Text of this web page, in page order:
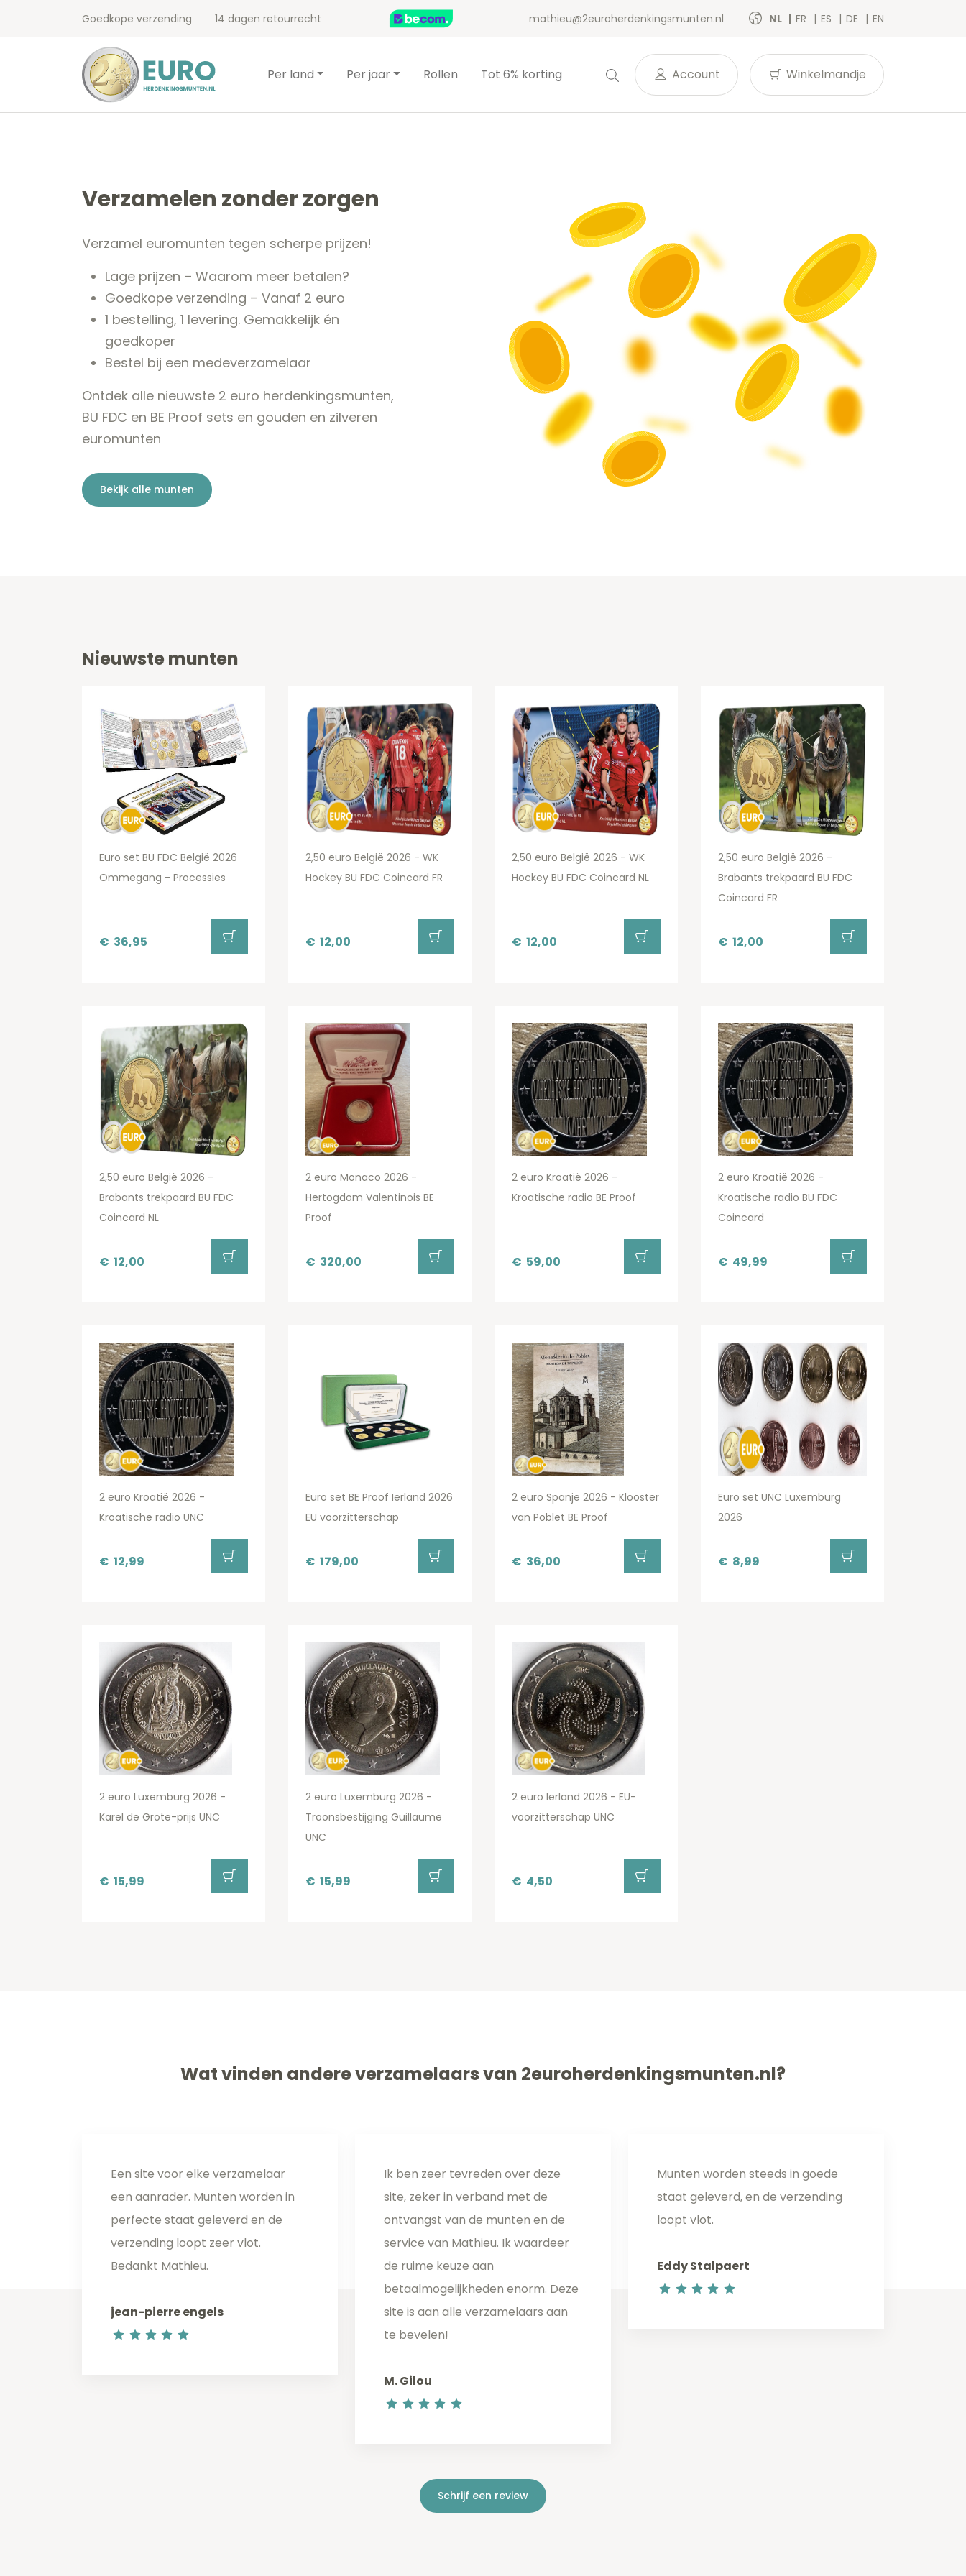
Goedkope verzending 14 dagen retourrecht mathieu@2euroherdenkingsmunten.nl NL FR ES DE EN
Per land Per jaar Rollen Tot 6% korting Account Winkelmandje
Verzamelen zonder zorgen
Verzamel euromunten tegen scherpe prijzen!
Lage prijzen – Waarom meer betalen?
Goedkope verzending – Vanaf 2 euro
1 bestelling, 1 levering. Gemakkelijk én
goedkoper
Bestel bij een medeverzamelaar
Ontdek alle nieuwste 2 euro herdenkingsmunten,
BU FDC en BE Proof sets en gouden en zilveren
euromunten
Bekijk alle munten
Nieuwste munten
Euro set BU FDC België 2026
Ommegang - Processies
€ 36,95
2,50 euro België 2026 - WK
Hockey BU FDC Coincard FR
€ 12,00
2,50 euro België 2026 - WK
Hockey BU FDC Coincard NL
€ 12,00
2,50 euro België 2026 -
Brabants trekpaard BU FDC
Coincard FR
€ 12,00
2,50 euro België 2026 -
Brabants trekpaard BU FDC
Coincard NL
€ 12,00
2 euro Monaco 2026 -
Hertogdom Valentinois BE
Proof
€ 320,00
2 euro Kroatië 2026 -
Kroatische radio BE Proof
€ 59,00
2 euro Kroatië 2026 -
Kroatische radio BU FDC
Coincard
€ 49,99
2 euro Kroatië 2026 -
Kroatische radio UNC
€ 12,99
Euro set BE Proof Ierland 2026
EU voorzitterschap
€ 179,00
2 euro Spanje 2026 - Klooster
van Poblet BE Proof
€ 36,00
Euro set UNC Luxemburg
2026
€ 8,99
2 euro Luxemburg 2026 -
Karel de Grote-prijs UNC
€ 15,99
2 euro Luxemburg 2026 -
Troonsbestijging Guillaume
UNC
€ 15,99
2 euro Ierland 2026 - EU-
voorzitterschap UNC
€ 4,50
Wat vinden andere verzamelaars van 2euroherdenkingsmunten.nl?
Een site voor elke verzamelaar
een aanrader. Munten worden in
perfecte staat geleverd en de
verzending loopt zeer vlot.
Bedankt Mathieu.
jean-pierre engels
Ik ben zeer tevreden over deze
site, zeker in verband met de
ontvangst van de munten en de
service van Mathieu. Ik waardeer
de ruime keuze aan
betaalmogelijkheden enorm. Deze
site is aan alle verzamelaars aan
te bevelen!
M. Gilou
Munten worden steeds in goede
staat geleverd, en de verzending
loopt vlot.
Eddy Stalpaert
Schrijf een review